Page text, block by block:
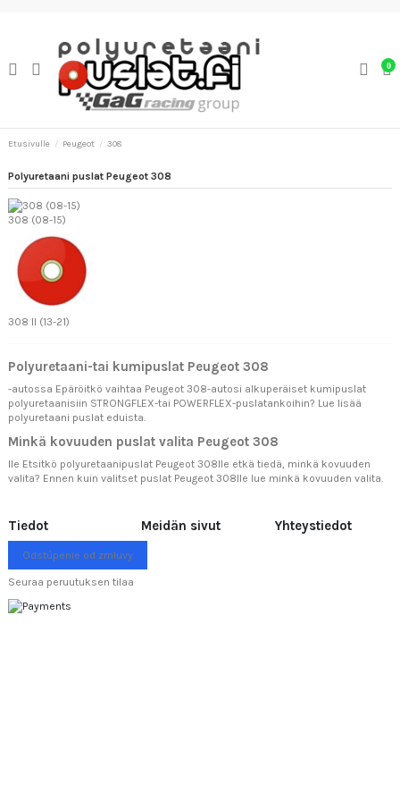
0
Etusivulle Peugeot 308
Polyuretaani puslat Peugeot 308
308 (08-15)
308 II (13-21)
Polyuretaani-tai kumipuslat Peugeot 308
-autossa Epäröitkö vaihtaa Peugeot 308-autosi alkuperäiset kumipuslat
polyuretaanisiin STRONGFLEX-tai POWERFLEX-puslatankoihin? Lue lisää
polyuretaani puslat eduista.
Minkä kovuuden puslat valita Peugeot 308
lle Etsitkö polyuretaanipuslat Peugeot 308lle etkä tiedä, minkä kovuuden
valita? Ennen kuin valitset puslat Peugeot 308lle lue minkä kovuuden valita.
Tiedot Meidän sivut Yhteystiedot
Odstúpenie od zmluvy
Seuraa peruutuksen tilaa